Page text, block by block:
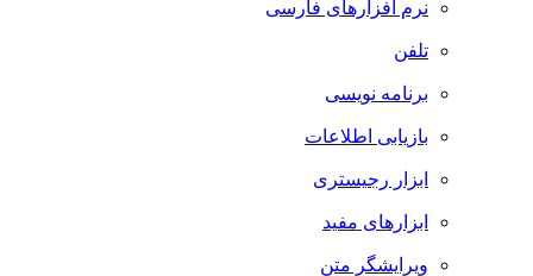
نرم افزارهای فارسی
تلفن
برنامه نویسی
بازیابی اطلاعات
ابزار رجیستری
ابزارهای مفید
ویرایشگر متن